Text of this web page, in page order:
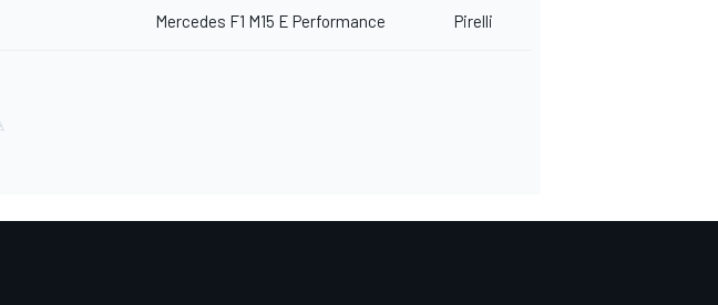
Mercedes F1 M15 E Performance Pirelli